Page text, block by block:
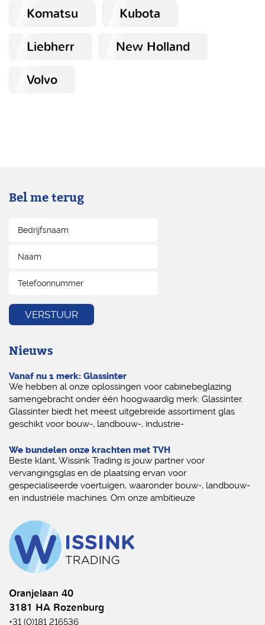
Komatsu
Kubota
Liebherr
New Holland
Volvo
Bel me terug
Nieuws
Vanaf nu 1 merk: Glassinter
We hebben al onze oplossingen voor cabinebeglazing
samengebracht onder één hoogwaardig merk: Glassinter.
Glassinter biedt het meest uitgebreide assortiment glas
geschikt voor bouw-, landbouw-, industrie-
We bundelen onze krachten met TVH
Beste klant, Wissink Trading is jouw partner voor
vervangingsglas en de plaatsing ervan voor
gespecialiseerde voertuigen, waaronder bouw-, landbouw-
en industriële machines. Om onze ambitieuze
Oranjelaan 40
3181 HA Rozenburg
+31 (0)181 216536